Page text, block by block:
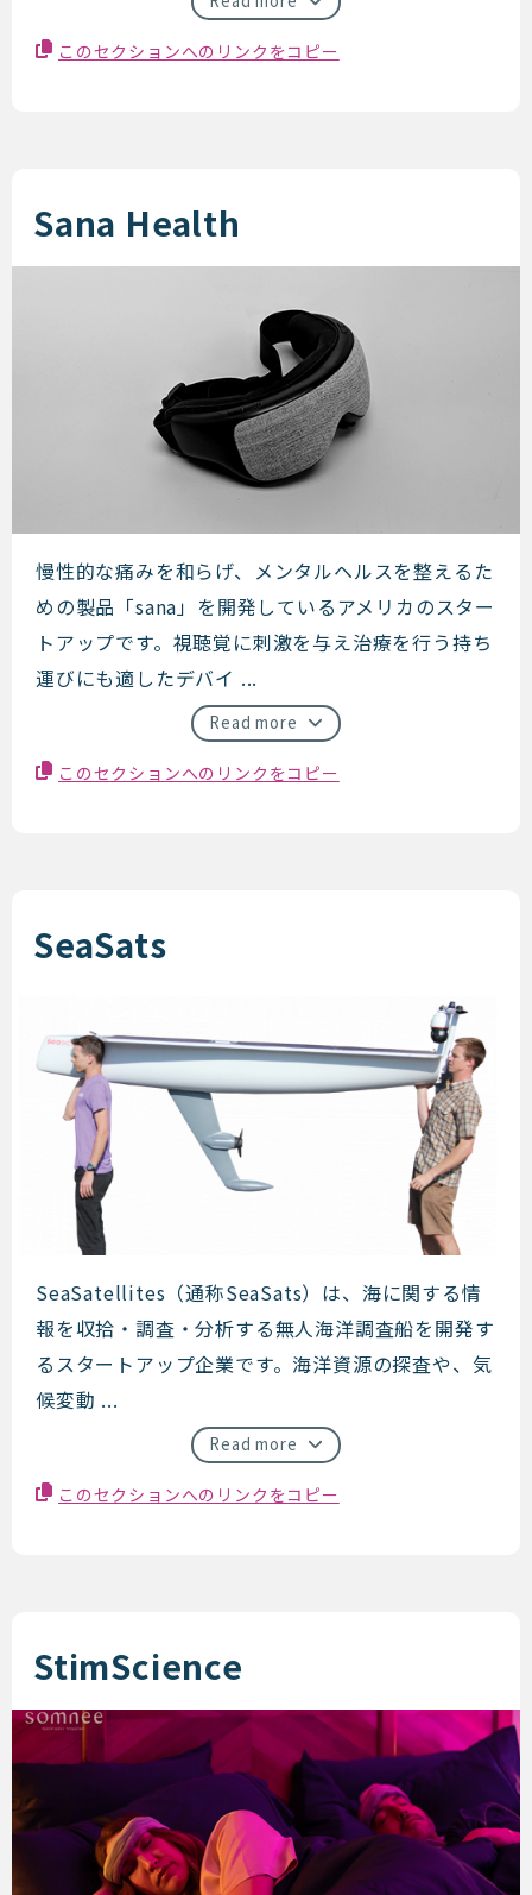
このセクションへのリンクをコピー
Sana Health
Sana Health
慢性的な痛みを和らげ、メンタルヘルスを整えるた
めの製品「sana」を開発しているアメリカのスター
トアップです。視聴覚に刺激を与え治療を行う持ち
運びにも適したデバイ ...
Read more
このセクションへのリンクをコピー
SeaSats
SeaSats
SeaSatellites（通称SeaSats）は、海に関する情
報を収拾・調査・分析する無人海洋調査船を開発す
るスタートアップ企業です。海洋資源の探査や、気
候変動 ...
Read more
このセクションへのリンクをコピー
StimScience